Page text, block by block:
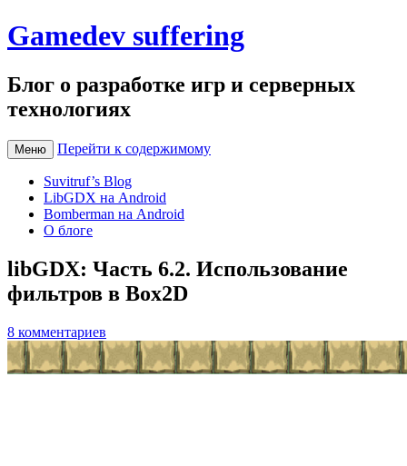
Gamedev suffering
Блог о разработке игр и серверных
технологиях
Меню Перейти к содержимому
Suvitruf’s Blog
LibGDX на Android
Bomberman на Android
О блоге
libGDX: Часть 6.2. Использование
фильтров в Box2D
8 комментариев